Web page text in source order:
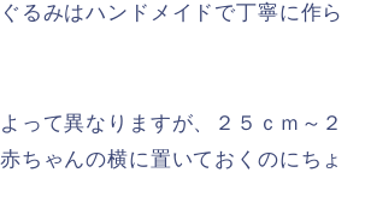
るみはハンドメイドで丁寧に作ら
って異なりますが、２５ｃｍ～２
ちゃんの横に置いておくのにちょ